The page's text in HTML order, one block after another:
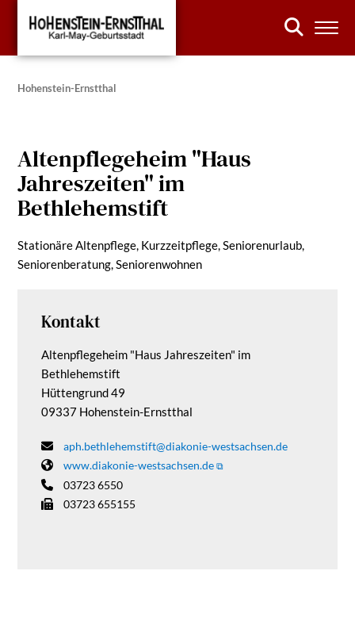
Hohenstein-Ernstthal
Altenpflegeheim "Haus
Jahreszeiten" im
Bethlehemstift
Stationäre Altenpflege, Kurzzeitpflege, Seniorenurlaub,
Seniorenberatung, Seniorenwohnen
Kontakt
Altenpflegeheim "Haus Jahreszeiten" im
Bethlehemstift
Hüttengrund 49
09337 Hohenstein-Ernstthal
aph.bethlehemstift@diakonie-westsachsen.de
www.diakonie-westsachsen.de
03723 6550
03723 655155